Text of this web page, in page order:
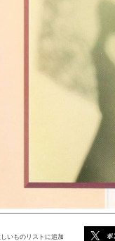
いものリストに追加